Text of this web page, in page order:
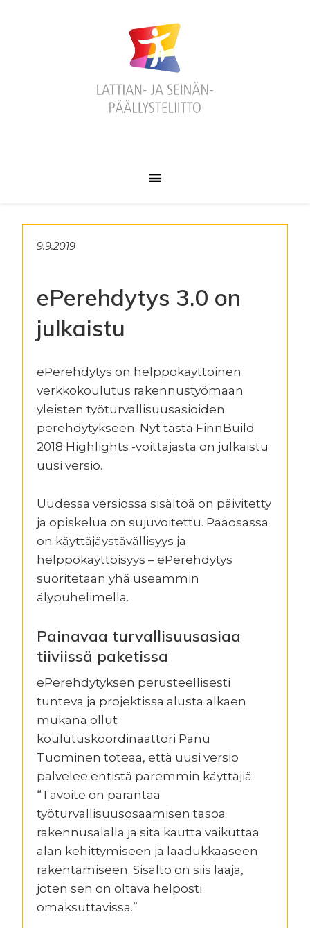
9.9.2019
ePerehdytys 3.0 on
julkaistu
ePerehdytys on helppokäyttöinen
verkkokoulutus rakennustyömaan
yleisten työturvallisuusasioiden
perehdytykseen. Nyt tästä FinnBuild
2018 Highlights -voittajasta on julkaistu
uusi versio.
Uudessa versiossa sisältöä on päivitetty
ja opiskelua on sujuvoitettu. Pääosassa
on käyttäjäystävällisyys ja
helppokäyttöisyys – ePerehdytys
suoritetaan yhä useammin
älypuhelimella.
Painavaa turvallisuusasiaa
tiiviissä paketissa
ePerehdytyksen perusteellisesti
tunteva ja projektissa alusta alkaen
mukana ollut
koulutuskoordinaattori Panu
Tuominen toteaa, että uusi versio
palvelee entistä paremmin käyttäjiä.
“Tavoite on parantaa
työturvallisuusosaamisen tasoa
rakennusalalla ja sitä kautta vaikuttaa
alan kehittymiseen ja laadukkaaseen
rakentamiseen. Sisältö on siis laaja,
joten sen on oltava helposti
omaksuttavissa.”